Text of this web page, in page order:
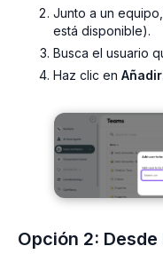
Junto a un
está disponible).
Busca el usuario
Haz clic en Añadir
Opción 2: